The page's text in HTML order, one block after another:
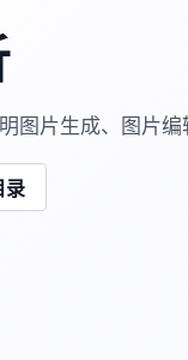
图片生成、图片
录